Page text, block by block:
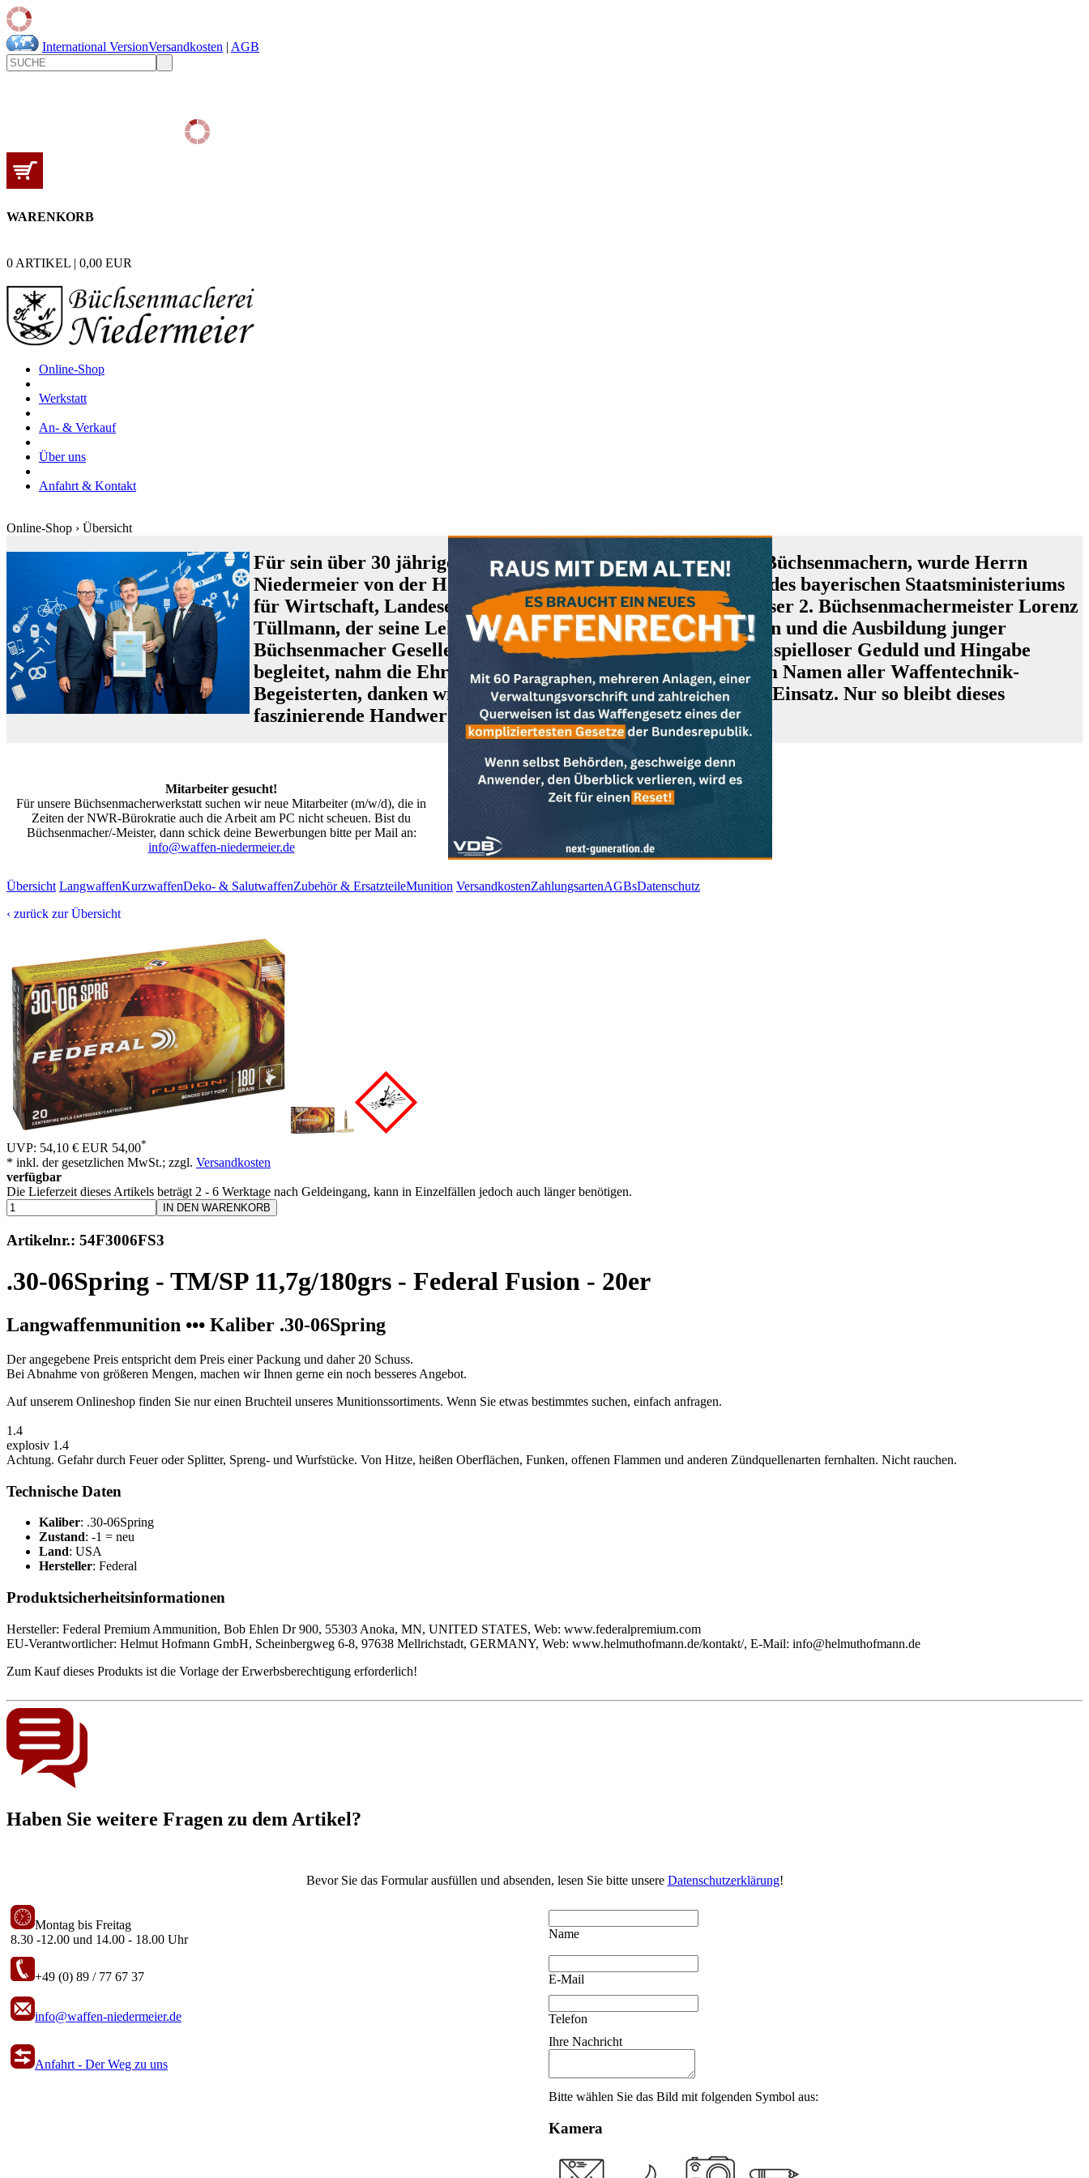
International VersionVersandkosten | AGB
WARENKORB
0 ARTIKEL | 0,00 EUR
Online-Shop
Werkstatt
An- & Verkauf
Über uns
Anfahrt & Kontakt
Online-Shop › Übersicht
Für sein über 30 jähriges Engagement in der Ausbildung von Büchsenmachern, wurde Herrn
Niedermeier von der Handwerkskammer eine Ehrenurkunde des bayerischen Staatsministeriums
für Wirtschaft, Landesentwicklung und Energie verliehen. Unser 2. Büchsenmachermeister Lorenz
Tüllmann, der seine Lehre bei Herrn Niedermeier 1997 begann und die Ausbildung junger
Büchsenmacher Gesellen und Meister seit Jahrzehnten mit beispielloser Geduld und Hingabe
begleitet, nahm die Ehrenurkunde stellvertretend entgegen. Im Namen aller Waffentechnik-
Begeisterten, danken wir den beiden für ihren unermüdlichen Einsatz. Nur so bleibt dieses
faszinierende Handwerk am Leben.
Mitarbeiter gesucht!
Für unsere Büchsenmacherwerkstatt suchen wir neue Mitarbeiter (m/w/d), die in
Zeiten der NWR-Bürokratie auch die Arbeit am PC nicht scheuen. Bist du
Büchsenmacher/-Meister, dann schick deine Bewerbungen bitte per Mail an:
info@waffen-niedermeier.de
Übersicht LangwaffenKurzwaffenDeko- & SalutwaffenZubehör & ErsatzteileMunition VersandkostenZahlungsartenAGBsDatenschutz
‹ zurück zur Übersicht
UVP: 54,10 € EUR 54,00*
* inkl. der gesetzlichen MwSt.; zzgl. Versandkosten
verfügbar
Die Lieferzeit dieses Artikels beträgt 2 - 6 Werktage nach Geldeingang, kann in Einzelfällen jedoch auch länger benötigen.
IN DEN WARENKORB
Artikelnr.: 54F3006FS3
.30-06Spring - TM/SP 11,7g/180grs - Federal Fusion - 20er
Langwaffenmunition ••• Kaliber .30-06Spring
Der angegebene Preis entspricht dem Preis einer Packung und daher 20 Schuss.
Bei Abnahme von größeren Mengen, machen wir Ihnen gerne ein noch besseres Angebot.
Auf unserem Onlineshop finden Sie nur einen Bruchteil unseres Munitionssortiments. Wenn Sie etwas bestimmtes suchen, einfach anfragen.
1.4
explosiv 1.4
Achtung. Gefahr durch Feuer oder Splitter, Spreng- und Wurfstücke. Von Hitze, heißen Oberflächen, Funken, offenen Flammen und anderen Zündquellenarten fernhalten. Nicht rauchen.
Technische Daten
Kaliber: .30-06Spring
Zustand: -1 = neu
Land: USA
Hersteller: Federal
Produktsicherheitsinformationen
Hersteller: Federal Premium Ammunition, Bob Ehlen Dr 900, 55303 Anoka, MN, UNITED STATES, Web: www.federalpremium.com
EU-Verantwortlicher: Helmut Hofmann GmbH, Scheinbergweg 6-8, 97638 Mellrichstadt, GERMANY, Web: www.helmuthofmann.de/kontakt/, E-Mail: info@helmuthofmann.de
Zum Kauf dieses Produkts ist die Vorlage derErwerbsberechtigung erforderlich!
Haben Sie weitere Fragen zu dem Artikel?
Bevor Sie das Formular ausfüllen und absenden, lesen Sie bitte unsere Datenschutzerklärung!
Montag bis Freitag
8.30 -12.00 und 14.00 - 18.00 Uhr
Name
+49 (0) 89 / 77 67 37 E-Mail
info@waffen-niedermeier.de Telefon
Anfahrt - Der Weg zu uns
Ihre Nachricht
Bitte wählen Sie das Bild mit folgenden Symbol aus:
Kamera